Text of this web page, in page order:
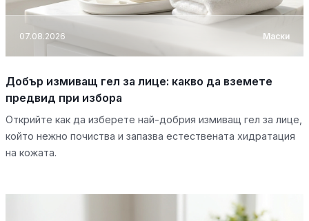
07.08.2026 Маски
Добър измиващ гел за лице: какво да вземете
предвид при избора
Открийте как да изберете най-добрия измиващ гел за лице,
който нежно почиства и запазва естествената хидратация
на кожата.